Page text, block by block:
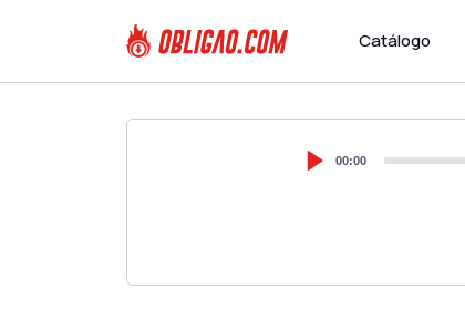
Catálogo
00:00